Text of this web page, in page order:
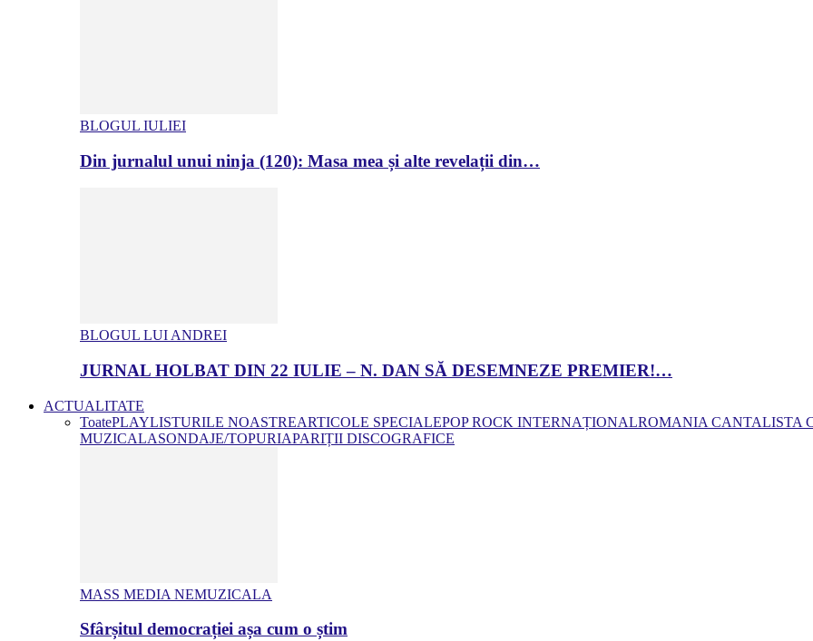
BLOGUL IULIEI
Din jurnalul unui ninja (120): Masa mea și alte revelații din…
BLOGUL LUI ANDREI
JURNAL HOLBAT DIN 22 IULIE – N. DAN SĂ DESEMNEZE PREMIER!…
ACTUALITATE
ToatePLAYLISTURILE NOASTREARTICOLE SPECIALEPOP ROCK INTERNAȚIONALROMANIA CANTALISTA
MUZICALASONDAJE/TOPURIAPARIȚII DISCOGRAFICE
MASS MEDIA NEMUZICALA
Sfârșitul democrației așa cum o știm